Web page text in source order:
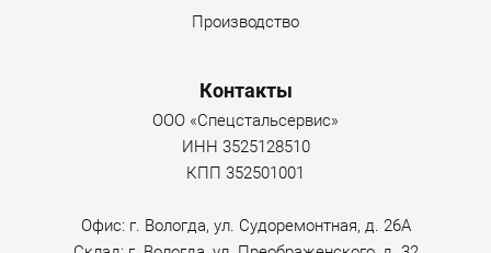
Производство
Контакты
ООО «Спецстальсервис»
ИНН 3525128510
КПП 352501001
Офис: г. Вологда, ул. Судоремонтная, д. 26А